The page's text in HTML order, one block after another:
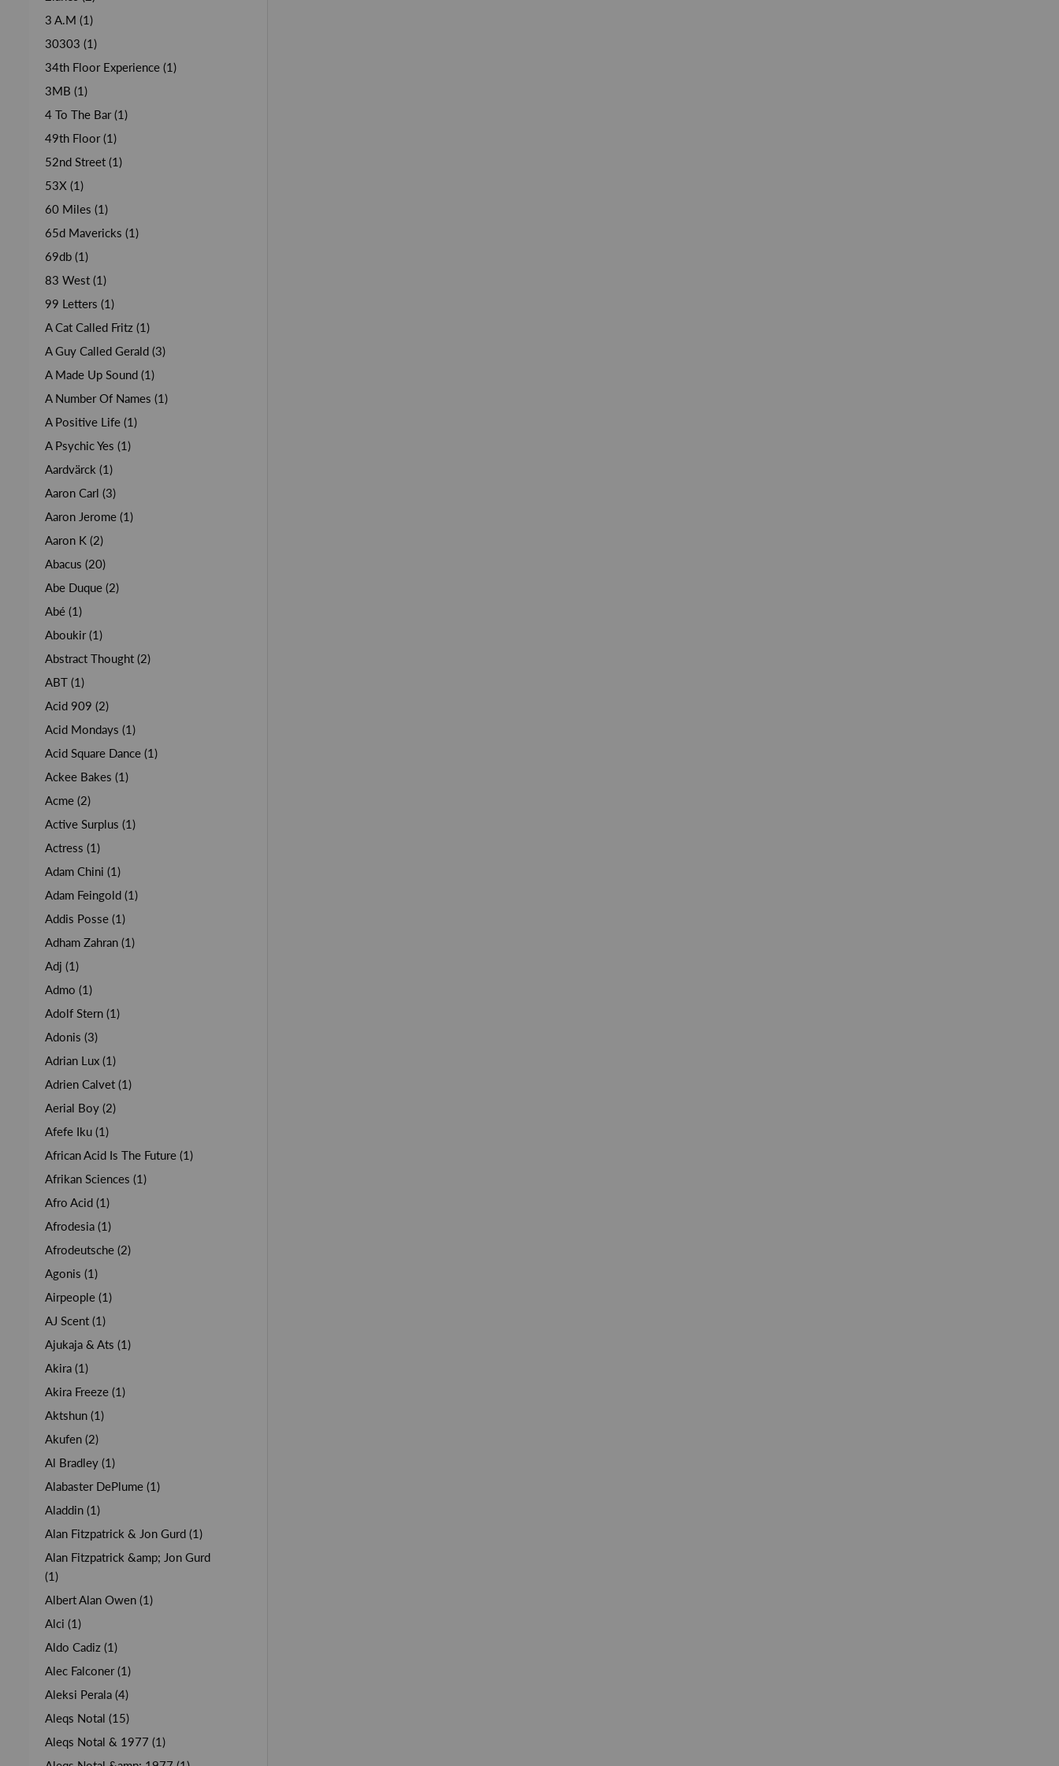
3 A.M (1)
30303 (1)
34th Floor Experience (1)
3MB (1)
4 To The Bar (1)
49th Floor (1)
52nd Street (1)
53X (1)
60 Miles (1)
65d Mavericks (1)
69db (1)
83 West (1)
99 Letters (1)
A Cat Called Fritz (1)
A Guy Called Gerald (3)
A Made Up Sound (1)
A Number Of Names (1)
A Positive Life (1)
A Psychic Yes (1)
Aardvärck (1)
Aaron Carl (3)
Aaron Jerome (1)
Aaron K (2)
Abacus (20)
Abe Duque (2)
Abé (1)
Aboukir (1)
Abstract Thought (2)
ABT (1)
Acid 909 (2)
Acid Mondays (1)
Acid Square Dance (1)
Ackee Bakes (1)
Acme (2)
Active Surplus (1)
Actress (1)
Adam Chini (1)
Adam Feingold (1)
Addis Posse (1)
Adham Zahran (1)
Adj (1)
Admo (1)
Adolf Stern (1)
Adonis (3)
Adrian Lux (1)
Adrien Calvet (1)
Aerial Boy (2)
Afefe Iku (1)
African Acid Is The Future (1)
Afrikan Sciences (1)
Afro Acid (1)
Afrodesia (1)
Afrodeutsche (2)
Agonis (1)
Airpeople (1)
AJ Scent (1)
Ajukaja & Ats (1)
Akira (1)
Akira Freeze (1)
Aktshun (1)
Akufen (2)
Al Bradley (1)
Alabaster DePlume (1)
Aladdin (1)
Alan Fitzpatrick & Jon Gurd (1)
Alan Fitzpatrick &amp; Jon Gurd
(1)
Albert Alan Owen (1)
Alci (1)
Aldo Cadiz (1)
Alec Falconer (1)
Aleksi Perala (4)
Aleqs Notal (15)
Aleqs Notal & 1977 (1)